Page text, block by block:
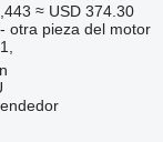
≈ USD 374.30
otra pieza del motor